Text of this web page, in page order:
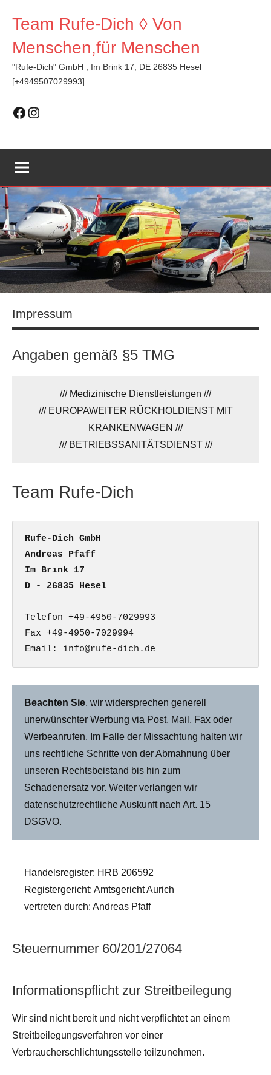
Inhalt
springen
Team Rufe-Dich ◊ Von
Menschen,für Menschen
"Rufe-Dich" GmbH , Im Brink 17, DE 26835 Hesel
[+4949507029993]
Facebook
Instagram
Impressum
Angaben gemäß §5 TMG
/// Medizinische Dienstleistungen ///
/// EUROPAWEITER RÜCKHOLDIENST MIT
KRANKENWAGEN ///
/// BETRIEBSSANITÄTSDIENST ///
Team Rufe-Dich
Rufe-Dich GmbH
Andreas Pfaff
Im Brink 17
D - 26835 Hesel
Telefon +49-4950-7029993
Fax +49-4950-7029994
Email: info@rufe-dich.de
Beachten Sie, wir widersprechen generell
unerwünschter Werbung via Post, Mail, Fax oder
Werbeanrufen. Im Falle der Missachtung halten wir
uns rechtliche Schritte von der Abmahnung über
unseren Rechtsbeistand bis hin zum
Schadenersatz vor. Weiter verlangen wir
datenschutzrechtliche Auskunft nach Art. 15
DSGVO.
Handelsregister: HRB 206592
Registergericht: Amtsgericht Aurich
vertreten durch: Andreas Pfaff
Steuernummer 60/201/27064
Informationspflicht zur Streitbeilegung
Wir sind nicht bereit und nicht verpflichtet an einem
Streitbeilegungsverfahren vor einer
Verbraucherschlichtungsstelle teilzunehmen.